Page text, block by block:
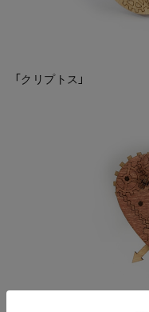
「クリプトス」